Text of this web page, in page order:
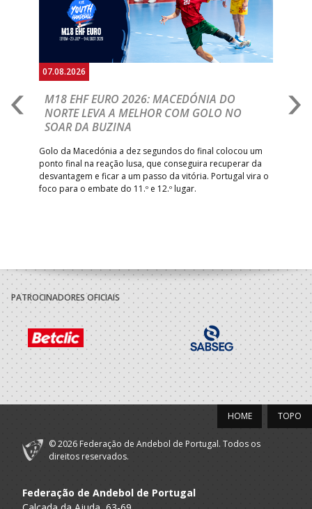
07.08.2026
M18 EHF EURO 2026: MACEDÓNIA DO
NORTE LEVA A MELHOR COM GOLO NO
SOAR DA BUZINA
Golo da Macedónia a dez segundos do final colocou um
ponto final na reação lusa, que conseguira recuperar da
desvantagem e ficar a um passo da vitória. Portugal vira o
foco para o embate do 11.º e 12.º lugar.
PATROCINADORES OFICIAIS
TOPO
HOME
© 2026 Federação de Andebol de Portugal. Todos os
direitos reservados.
Federação de Andebol de Portugal